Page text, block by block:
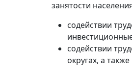
занятости
содействии
содействии
округах, а